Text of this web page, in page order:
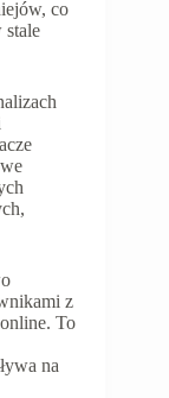
co
stale
z
To
na